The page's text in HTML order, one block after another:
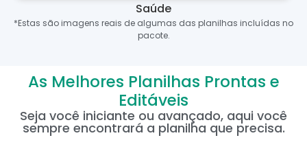
Saúde
*Estas são imagens reais de algumas das planilhas incluídas no
pacote.
As Melhores Planilhas Prontas e
Editáveis
Seja você iniciante ou avançado, aqui você
sempre encontrará a planilha que precisa.